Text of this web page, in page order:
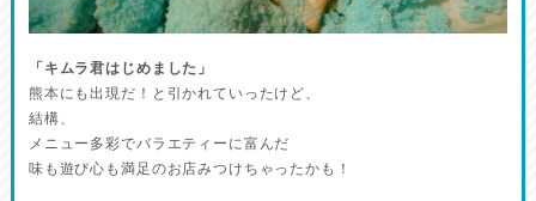
「キムラ君はじめました」
熊本にも出現だ！と引かれていったけど、
結構、
メニュー多彩でバラエティーに富んだ
味も遊び心も満足のお店みつけちゃったかも！